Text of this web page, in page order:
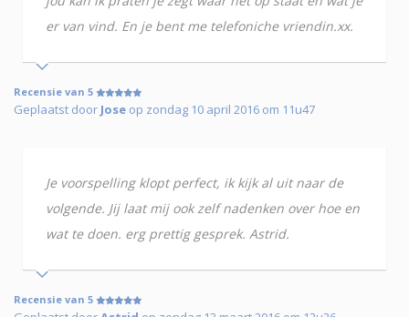
er van vind. En je bent me telefoniche vriendin.xx.
Recensie van 5
Geplaatst door Jose op zondag 10 april 2016 om 11u47
Je voorspelling klopt perfect, ik kijk al uit naar de
volgende. Jij laat mij ook zelf nadenken over hoe en
wat te doen. erg prettig gesprek. Astrid.
Recensie van 5